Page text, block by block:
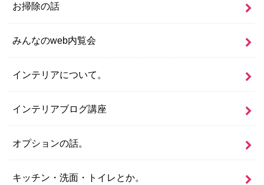
お掃除の話
みんなのweb内覧会
インテリアについて。
インテリアブログ講座
オプションの話。
キッチン・洗面・トイレとか。